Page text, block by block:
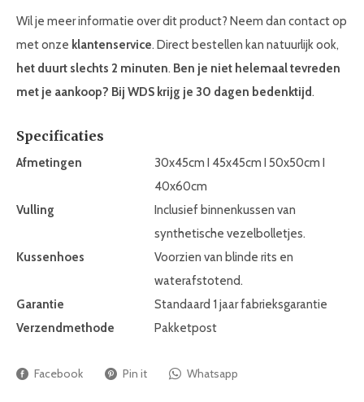
Wil je meer informatie over dit product? Neem dan contact op
met onze klantenservice. Direct bestellen kan natuurlijk ook,
het duurt slechts 2 minuten. Ben je niet helemaal tevreden
met je aankoop? Bij WDS krijg je 30 dagen bedenktijd.
Specificaties
Afmetingen
30x45cm I 45x45cm I 50x50cm I
40x60cm
Vulling
Inclusief binnenkussen van
synthetische vezelbolletjes.
Kussenhoes
Voorzien van blinde rits en
waterafstotend.
Garantie
Standaard 1 jaar fabrieksgarantie
Verzendmethode
Pakketpost
Facebook Pin it Whatsapp